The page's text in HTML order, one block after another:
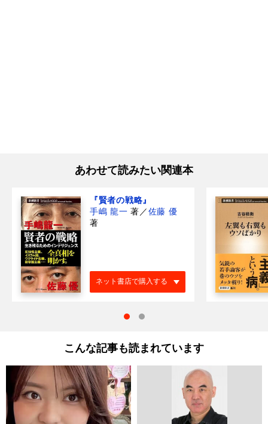
あわせて読みたい関連本
『賢者の戦略』
手嶋 龍一 著／佐藤 優
著
ネット書店で購入する
こんな記事も読まれています